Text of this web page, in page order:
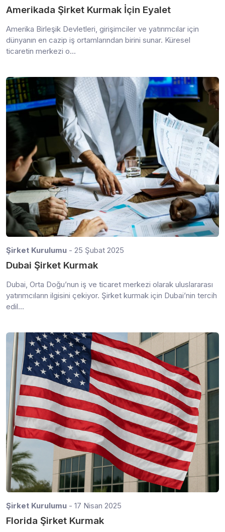
Amerikada Şirket Kurmak İçin Eyalet
Amerika Birleşik Devletleri, girişimciler ve yatırımcılar için
dünyanın en cazip iş ortamlarından birini sunar. Küresel
ticaretin merkezi o...
Şirket Kurulumu - 25 Şubat 2025
Dubai Şirket Kurmak
Dubai, Orta Doğu’nun iş ve ticaret merkezi olarak uluslararası
yatırımcıların ilgisini çekiyor. Şirket kurmak için Dubai’nin tercih
edil...
Şirket Kurulumu - 17 Nisan 2025
Florida Şirket Kurmak